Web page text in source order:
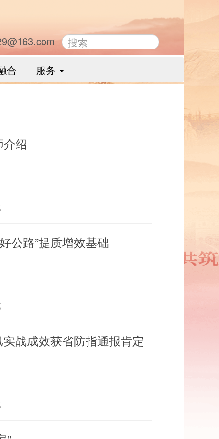
合 服务
介绍
公路”提质增效基础
战成效获省防指通报肯定